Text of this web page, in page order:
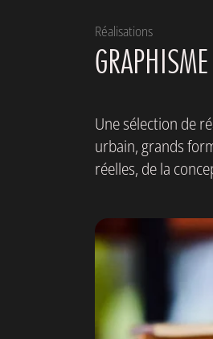
Réalisations
Une sélection de
urbain, grands
réelles, de la